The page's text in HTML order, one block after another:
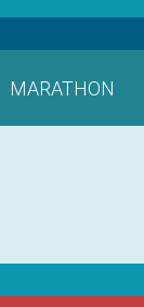
MARATHON